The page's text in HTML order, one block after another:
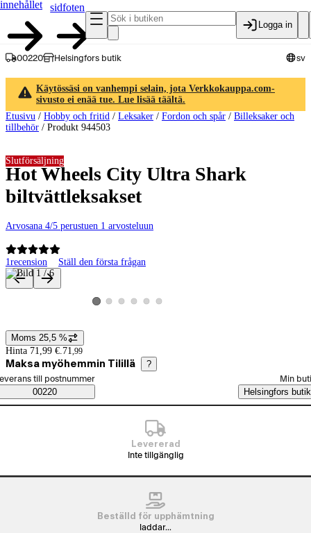
innehållet
sidfoten
Logga in
00220 Helsingfors butik sv
Käytössäsi on vanhempi selain, jota Verkkokauppa.com-
sivusto ei enää tue. Lue lisää täältä.
Etusivu / Hobby och fritid / Leksaker / Fordon och spår / Billeksaker och
tillbehör / Produkt 944503
Hot Wheels City Ultra Shark
biltvättleksakset
Arvosana 4/5 perustuen 1 arvosteluun
1recension Ställ den första frågan
Slutförsäljning
Produktbilder och videor
Visa produktbild 1
Visa produktbild 2
Visa produktbild 3
Visa produktbild 4
Visa produktbild 5
Visa produktbild 6
Prisinformation
Moms 25,5 %
Hinta 71,99 €. 71 ,99
Maksa myöhemmin Tilillä ?
Saatavuustiedot
beställningssätt
till postnummer
00220
Min
Helsingfors butik
Levererad
Inte tillgänglig
Beställd för upphämtning
laddar...